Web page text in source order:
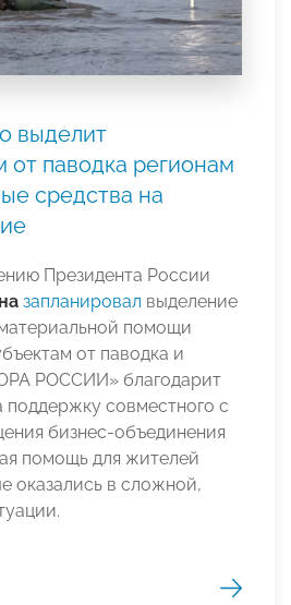
выделит
от паводка регионам
средства на
Президента России
запланировал выделение
помощи
от паводка и
РОССИИ» благодарит
поддержку совместного с
бизнес-объединения
помощь для жителей
оказались в сложной,